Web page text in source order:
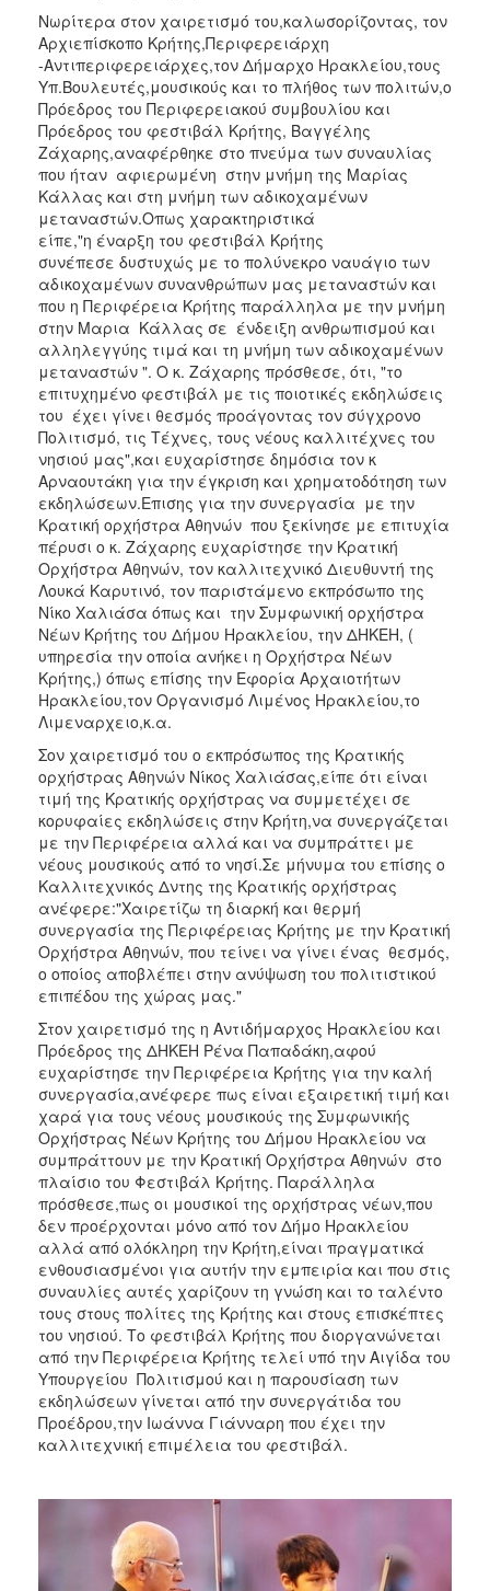
Νωρίτερα στον χαιρετισμό του,καλωσορίζοντας, τον
Αρχιεπίσκοπο Κρήτης,Περιφερειάρχη
-Αντιπεριφερειάρχες,τον Δήμαρχο Ηρακλείου,τους
Υπ.Βουλευτές,μουσικούς και το πλήθος των πολιτών,ο
Πρόεδρος του Περιφερειακού συμβουλίου και
Πρόεδρος του φεστιβάλ Κρήτης, Βαγγέλης
Ζάχαρης,αναφέρθηκε στο πνεύμα των συναυλίας
που ήταν αφιερωμένη στην μνήμη της Μαρίας
Κάλλας και στη μνήμη των αδικοχαμένων
μεταναστών.Οπως χαρακτηριστικά
είπε,"η έναρξη του φεστιβάλ Κρήτης
συνέπεσε δυστυχώς με το πολύνεκρο ναυάγιο των
αδικοχαμένων συνανθρώπων μας μεταναστών και
που η Περιφέρεια Κρήτης παράλληλα με την μνήμη
στην Μαρια Κάλλας σε ένδειξη ανθρωπισμού και
αλληλεγγύης τιμά και τη μνήμη των αδικοχαμένων
μεταναστών ". Ο κ. Ζάχαρης πρόσθεσε, ότι, "το
επιτυχημένο φεστιβάλ με τις ποιοτικές εκδηλώσεις
του έχει γίνει θεσμός προάγοντας τον σύγχρονο
Πολιτισμό, τις Τέχνες, τους νέους καλλιτέχνες του
νησιού μας",και ευχαρίστησε δημόσια τον κ
Αρναουτάκη για την έγκριση και χρηματοδότηση των
εκδηλώσεων.Επισης για την συνεργασία με την
Κρατική ορχήστρα Αθηνών που ξεκίνησε με επιτυχία
πέρυσι ο κ. Ζάχαρης ευχαρίστησε την Κρατική
Ορχήστρα Αθηνών, τον καλλιτεχνικό Διευθυντή της
Λουκά Καρυτινό, τον παριστάμενο εκπρόσωπο της
Νίκο Χαλιάσα όπως και την Συμφωνική ορχήστρα
Νέων Κρήτης του Δήμου Ηρακλείου, την ΔΗΚΕΗ, (
υπηρεσία την οποία ανήκει η Ορχήστρα Νέων
Κρήτης,) όπως επίσης την Εφορία Αρχαιοτήτων
Ηρακλείου,τον Οργανισμό Λιμένος Ηρακλείου,το
Λιμεναρχειο,κ.α.
Σον χαιρετισμό του ο εκπρόσωπος της Κρατικής
ορχήστρας Αθηνών Νίκος Χαλιάσας,είπε ότι είναι
τιμή της Κρατικής ορχήστρας να συμμετέχει σε
κορυφαίες εκδηλώσεις στην Κρήτη,να συνεργάζεται
με την Περιφέρεια αλλά και να συμπράττει με
νέους μουσικούς από το νησί.Σε μήνυμα του επίσης ο
Καλλιτεχνικός Δντης της Κρατικής ορχήστρας
ανέφερε:"Χαιρετίζω τη διαρκή και θερμή
συνεργασία της Περιφέρειας Κρήτης με την Κρατική
Ορχήστρα Αθηνών, που τείνει να γίνει ένας θεσμός,
ο οποίος αποβλέπει στην ανύψωση του πολιτιστικού
επιπέδου της χώρας μας."
Στον χαιρετισμό της η Αντιδήμαρχος Ηρακλείου και
Πρόεδρος της ΔΗΚΕΗ Ρένα Παπαδάκη,αφού
ευχαρίστησε την Περιφέρεια Κρήτης για την καλή
συνεργασία,ανέφερε πως είναι εξαιρετική τιμή και
χαρά για τους νέους μουσικούς της Συμφωνικής
Ορχήστρας Νέων Κρήτης του Δήμου Ηρακλείου να
συμπράττουν με την Κρατική Ορχήστρα Αθηνών στο
πλαίσιο του Φεστιβάλ Κρήτης. Παράλληλα
πρόσθεσε,πως οι μουσικοί της ορχήστρας νέων,που
δεν προέρχονται μόνο από τον Δήμο Ηρακλείου
αλλά από ολόκληρη την Κρήτη,είναι πραγματικά
ενθουσιασμένοι για αυτήν την εμπειρία και που στις
συναυλίες αυτές χαρίζουν τη γνώση και το ταλέντο
τους στους πολίτες της Κρήτης και στους επισκέπτες
του νησιού. Το φεστιβάλ Κρήτης που διοργανώνεται
από την Περιφέρεια Κρήτης τελεί υπό την Αιγίδα του
Υπουργείου Πολιτισμού και η παρουσίαση των
εκδηλώσεων γίνεται από την συνεργάτιδα του
Προέδρου,την Ιωάννα Γιάνναρη που έχει την
καλλιτεχνική επιμέλεια του φεστιβάλ.